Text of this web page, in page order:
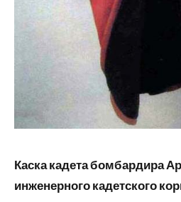
Каска кадета бомбардира
инженерного кадетского